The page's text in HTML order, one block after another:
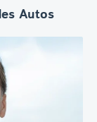
Autos